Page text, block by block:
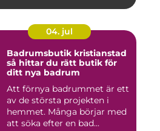
04. jul
Badrumsbutik kristianstad
så hittar du rätt butik för
ditt nya badrum
Att förnya badrummet är ett
av de största projekten i
hemmet. Många börjar med
att söka efter en bad...